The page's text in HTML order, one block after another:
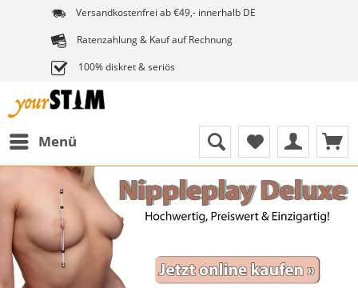
Versandkostenfrei ab €49,- innerhalb DE
Ratenzahlung & Kauf auf Rechnung
100% diskret & seriös
Menü